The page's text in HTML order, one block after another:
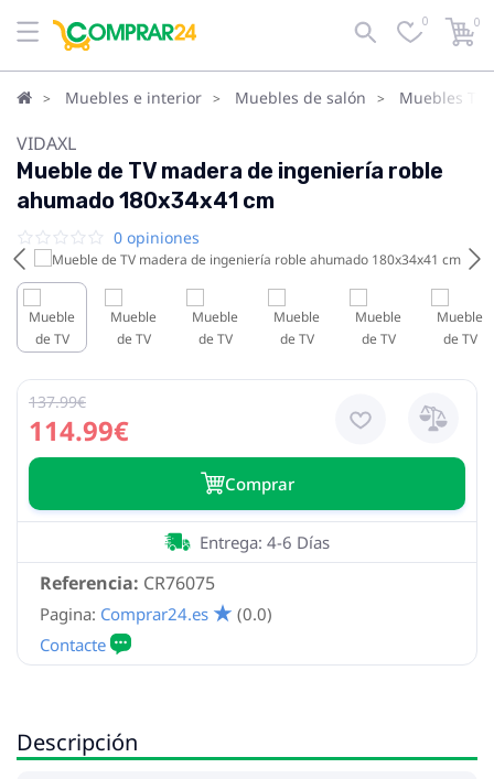
0 0
Muebles e interior Muebles de salón Muebles TV
VIDAXL
Mueble de TV madera de ingeniería roble
ahumado 180x34x41 cm
0 opiniones
114.99€
137.99€
Сomprar
Referencia: CR76075
Entrega: 4-6 Días
Pagina: Comprar24.es (0.0)
Descripción